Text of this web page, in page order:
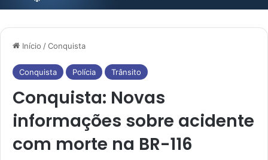
Início /Conquista
Conquista Polícia Trânsito
Conquista: Novas
informações sobre acidente
com morte na BR-116